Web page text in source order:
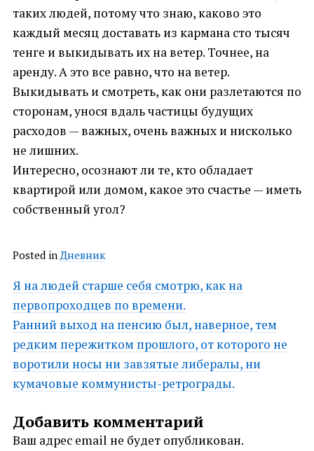
таких людей, потому что знаю, каково это
каждый месяц доставать из кармана сто тысяч
тенге и выкидывать их на ветер. Точнее, на
аренду. А это все равно, что на ветер.
Выкидывать и смотреть, как они разлетаются по
сторонам, унося вдаль частицы будущих
расходов — важных, очень важных и нисколько
не лишних.
Интересно, осознают ли те, кто обладает
квартирой или домом, какое это счастье — иметь
собственный угол?
Posted in Дневник
Post
navigation
Я на людей старше себя смотрю, как на
первопроходцев по времени.
Ранний выход на пенсию был, наверное, тем
редким пережитком прошлого, от которого не
воротили носы ни завзятые либералы, ни
кумачовые коммунисты-ретрограды.
Добавить комментарий
Ваш адрес email не будет опубликован.